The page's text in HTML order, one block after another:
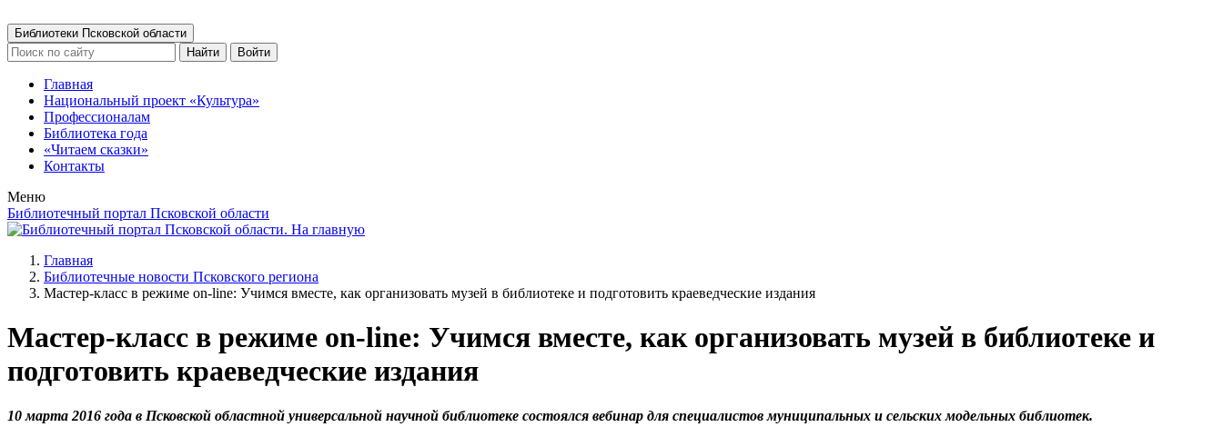
Библиотеки Псковской области
Найти
Войти
Главная
Национальный проект «Культура»
Профессионалам
Библиотека года
«Читаем сказки»
Контакты
Меню
Библиотечный портал Псковской области
Главная
Библиотечные новости Псковского региона
Мастер-класс в режиме on-line: Учимся вместе, как организовать музей в библиотеке и подготовить краеведческие издания
Мастер-класс в режиме on-line: Учимся вместе, как организовать музей в библиотеке и
подготовить краеведческие издания
10 марта 2016 года в Псковской областной универсальной научной библиотеке состоялся вебинар для специалистов муниципальных и сельcких модельных библиотек.